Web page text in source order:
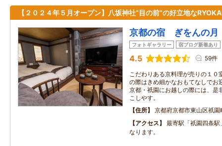
【２０２４年５月オープン】八坂神社”目の前”の好立地な
京都の宿 ぎをんの月
フォトギャラリー 宿ブログ新着あり
4.5 59件
こだわりある京料理が売りの１０
の際はきめ細かなおもてなしでお
京都・祇園にお越しの際には、是
こしやす。
住所
京都府京都市東山区祇
アクセス
最寄駅「祇園四条
なります。